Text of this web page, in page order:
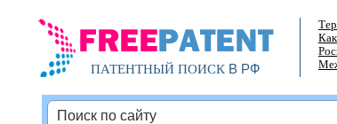
ПАТЕНТНЫЙ ПОИСКВ РФ